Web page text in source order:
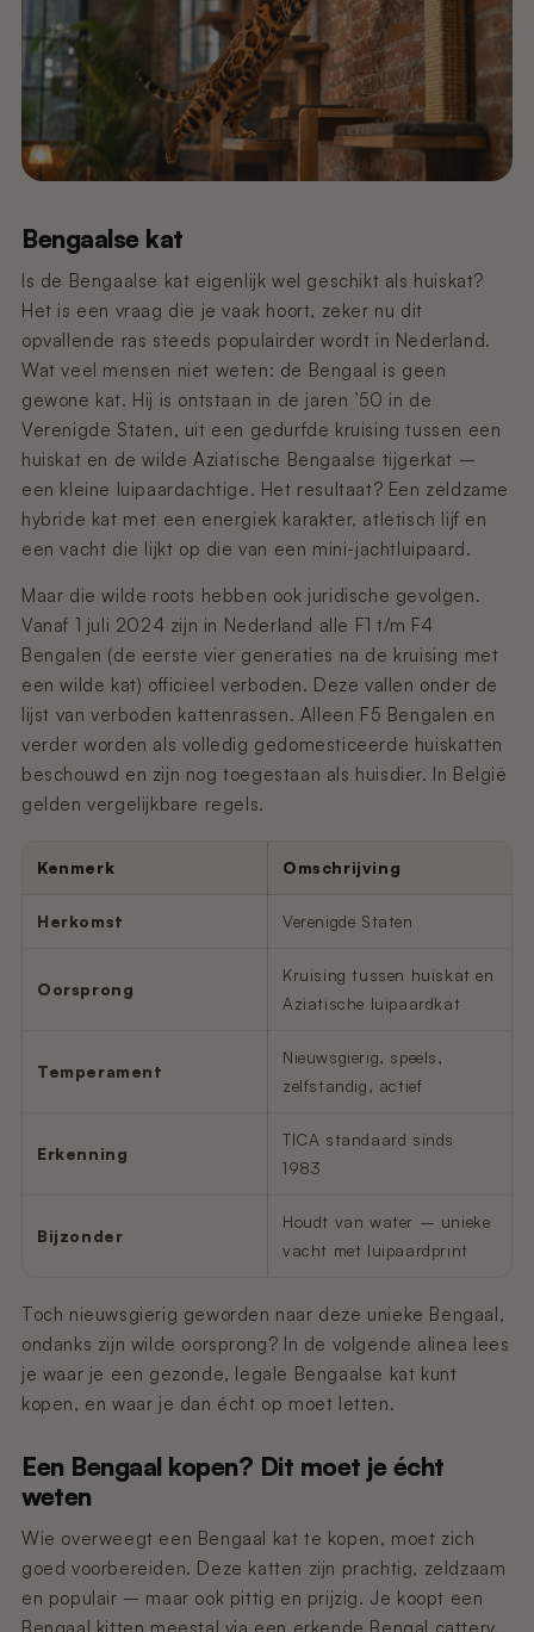
€449,00 Pre-order
Poopy Nova Pro - Polar White (Pre-
order)
€349,00 Pre-order
€449,00
Poopy Nova Pro - Rosé Blush
€449,00 Pre-order
€59,95 Pre-order
Nano 3 - Gritvanger
€9,99
€19,99
Nano 3 - Trommel (Wit)
€99,99 Uitverkocht
Nano 3 - Grit Guard (Trommelring)
€19,99
Nano 3 - Pootjesveger
€14,99
Nano 3 - Tofu-filter (Rooster/Zeef)
€14,99
Nano 3 - Bentoniet-filter
(Rooster/Zeef)
€14,99
Nano 3 - Magneetclip
Pre-order
Nano 2 - Afvalbak Klep
€9,99 Uitverkocht
€9,99
Nano 2 & 3 – Voedingsadapter (3 m
kabel)
€14,99
Onderstel van Poopy Nano 2 -
Zwart/Wit
€149,99 Uitverkocht
Nano 2 & 3 – Voedingsadapter (1,5 m
kabel)
Nano 2 – Pootjesveger (Wit)
€14,99
Nano 2 – Pootjesveger (Zwart)
€14,99
Nano 2 – Trommelring (Zwart)
Bengaalse kat
Is de Bengaalse kat eigenlijk wel geschikt als huiskat?
Het is een vraag die je vaak hoort, zeker nu dit
opvallende ras steeds populairder wordt in Nederland.
Wat veel mensen niet weten: de Bengaal is geen
gewone kat. Hij is ontstaan in de jaren ’50 in de
Verenigde Staten, uit een gedurfde kruising tussen een
huiskat en de wilde Aziatische Bengaalse tijgerkat –
een kleine luipaardachtige. Het resultaat? Een zeldzame
hybride kat met een energiek karakter, atletisch lijf en
een vacht die lijkt op die van een mini-jachtluipaard.
Maar die wilde roots hebben ook juridische gevolgen.
Vanaf 1 juli 2024 zijn in Nederland alle F1 t/m F4
Bengalen (de eerste vier generaties na de kruising met
een wilde kat) officieel verboden. Deze vallen onder de
lijst van verboden kattenrassen. Alleen F5 Bengalen en
verder worden als volledig gedomesticeerde huiskatten
beschouwd en zijn nog toegestaan als huisdier. In België
gelden vergelijkbare regels.
Kenmerk Omschrijving
Herkomst Verenigde Staten
Oorsprong
Kruising tussen huiskat en
Aziatische luipaardkat
Temperament
Nieuwsgierig, speels,
zelfstandig, actief
Erkenning
TICA standaard sinds
1983
Bijzonder
Houdt van water – unieke
vacht met luipaardprint
Toch nieuwsgierig geworden naar deze unieke Bengaal,
ondanks zijn wilde oorsprong? In de volgende alinea lees
je waar je een gezonde, legale Bengaalse kat kunt
kopen, en waar je dan écht op moet letten.
Een Bengaal kopen? Dit moet je écht
weten
Wie overweegt een Bengaal kat te kopen, moet zich
goed voorbereiden. Deze katten zijn prachtig, zeldzaam
en populair – maar ook pittig en prijzig. Je koopt een